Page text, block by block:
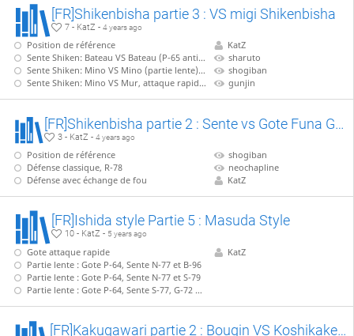
[FR]Shikenbisha partie 3 : VS migi Shikenbisha
7 - KatZ -4 years ago
Position de référence
Sente Shiken: Bateau VS Bateau (P-65 anticipé)
Sente Shiken: Mino VS Mino (partie lente), B-77
Sente Shiken: Mino VS Mur, attaque rapide, sans B-77
KatZ
sharuto
shogiban
gunjin
[FR]Shikenbisha partie 2 : Sente vs Gote Funa Gakoi + Bougin
3 - KatZ - 4 years ago
Position de référence
Défense classique, R-78
Défense avec échange de fou
shogiban
neochapline
KatZ
[FR]Ishida style Partie 5 : Masuda Style
10 - KatZ - 5 years ago
Gote attaque rapide
Partie lente : Gote P-64, Sente N-77 et B-96
Partie lente : Gote P-64, Sente N-77 et S-79
Partie lente : Gote P-64, Sente S-77, G-72 + échange de tour
KatZ
[FR]Kakugawari partie 2 : Bougin VS Koshikake Gin